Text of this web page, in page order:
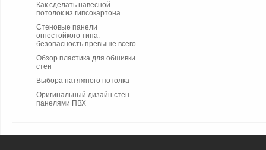
Как сделать навесной
потолок из гипсокартона
Стеновые панели
огнестойкого типа:
безопасность превыше всего
Обзор пластика для обшивки
стен
Выбора натяжного потолка
Оригинальный дизайн стен
панелями ПВХ